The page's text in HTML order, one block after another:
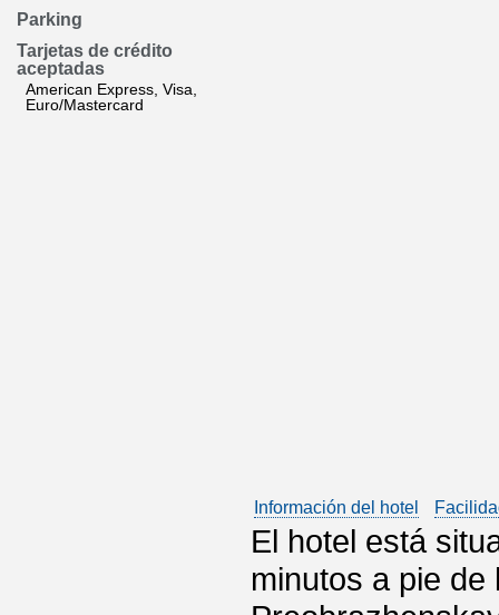
Parking
Tarjetas de crédito
aceptadas
American Express, Visa,
Euro/Mastercard
Información del hotel
El hotel está
minutos a pie